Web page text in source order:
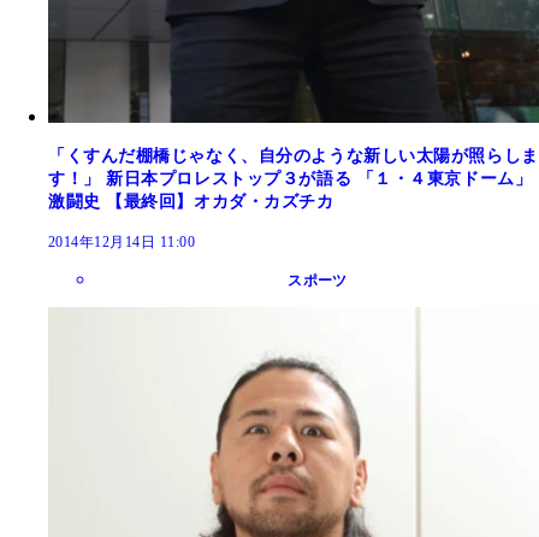
「くすんだ棚橋じゃなく、自分のような新しい太陽が照らしま
す！」 新日本プロレストップ３が語る 「１・４東京ドーム」
激闘史 【最終回】オカダ・カズチカ
2014年12月14日 11:00
スポーツ